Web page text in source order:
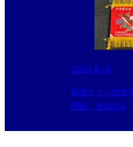
2022.8.12
東商テクノ旗
野幌 第2試合